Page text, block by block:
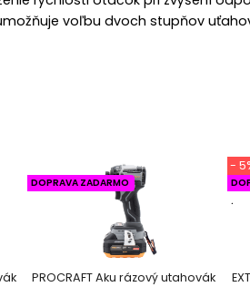
voľbu dvoch stupňov
PROCRAFT Aku rázový utahovák
DOPRAVA ZADARMO
.
-